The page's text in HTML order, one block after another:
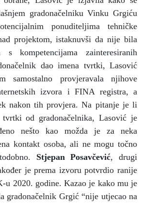
gradonačelniku Vinku Grgiću
ponuditeljima tehničke
projektom, istaknuvši da nije bila
s kompetencijama zainteresiranih
dao imena tvrtki, Lasović
provjeravala njihove
izvora i FINA registra, a
nakon tih provjera. Na pitanje je li
od gradonačelnika, Lasović je
nešto kao možda je za neka
kontakt osoba, ali ne mogu točno
Stjepan Posavčević, drugi
je prema izvoru potvrdio ranije
u 2020. godine. Kazao je kako mu je
gradonačelnik Grgić “nije utjecao na